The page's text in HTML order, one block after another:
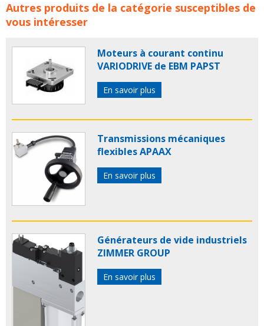
Repères Inox pour câbles électriques PARTEX concerne
les familles de produits :
composants electriques
fils electriques
repere unitaire pour fil electrique
repere pour cable electriquerepere cable electrique
repere inox pour cable electrique
reperes inox cables electriques
Autres produits de la catégorie susceptibles de
vous intéresser
Moteurs à courant continu
VARIODRIVE de EBM PAPST
En savoir plus
Transmissions mécaniques
flexibles APAAX
En savoir plus
Générateurs de vide industriels
ZIMMER GROUP
En savoir plus